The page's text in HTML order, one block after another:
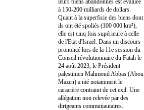
à 150-200 milliards de dollars.
Quant à la superficie des biens dont
ils ont été spoliés (100 000 km²),
elle est cinq fois supérieure à celle
de l'Etat d'Israël. Dans un discours
prononcé lors de la 11e session du
Conseil révolutionnaire du Fatah le
24 août 2023, le Président
palestinien Mahmoud Abbas (Abou
Mazen) a nié notamment le
caractère contraint de cet exil. Une
allégation non relevée par des
dirigeants communautaires.